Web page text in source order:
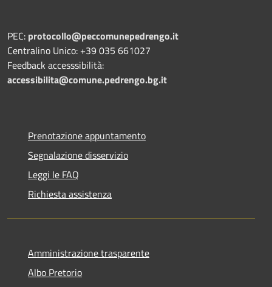
PEC: protocollo@peccomunepedrengo.it
Centralino Unico: +39 035 661027
Feedback accesssibilità:
accessibilita@comune.pedrengo.bg.it
Prenotazione appuntamento
Segnalazione disservizio
Leggi le FAQ
Richiesta assistenza
Amministrazione trasparente
Albo Pretorio